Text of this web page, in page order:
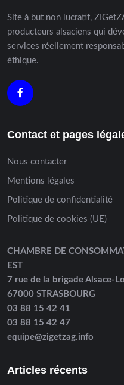
Site à but non lucratif,
producteurs alsaciens qui
services réellement
éthique.
Contact et pages
Nous contacter
Mentions légales
Politique de confidentialité
Politique de cookies (UE)
CHAMBRE DE
EST
7 rue de la brigade Alsace-
67000 STRASBOURG
03 88 15 42 41
03 88 15 42 47
equipe@zigetzag.info
Articles récents